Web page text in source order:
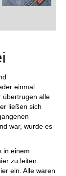
einmal
übertrugen alle
ließen sich
war, wurde es
in einem
zu leiten.
ein. Alle waren